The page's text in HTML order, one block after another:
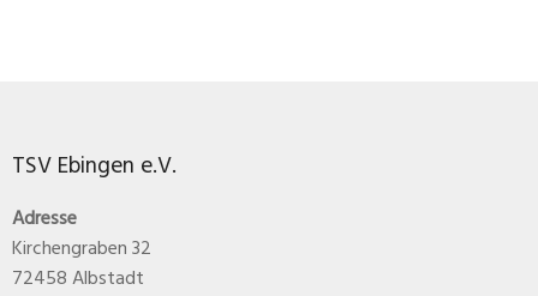
TSV Ebingen e.V.
Adresse
Kirchengraben 32
72458 Albstadt